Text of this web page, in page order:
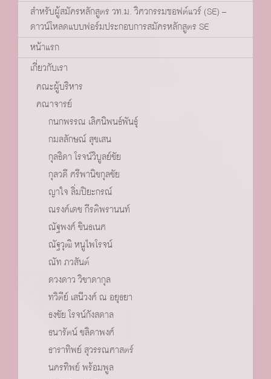
สำหรับผู้สมัครหลักสูตร วท.ม. วิศวกรรมซอฟต์แวร์ (SE) –
ดาวน์โหลดแบบฟอร์มประกอบการสมัครหลักสูตร SE
หน้าแรก
เกี่ยวกับเรา
คณะผู้บริหาร
คณาจารย์
กนกพรรณ เลิศนิพนธ์พันธุ์
กมลลักษณ์ สุขเสน
กุลธิดา โรจน์วิบูลย์ชัย
กุลวดี ศรีพานิชกุลชัย
ญาใจ ลิ่มปิยะกรณ์
ณรงค์เดช กีรติพรานนท์
ณัฐพงศ์ ชินธเนศ
ณัฐวุฒิ หนูไพโรจน์
ณัท ภวสันต์
ดวงดาว วิชาดากุล
ทวิตีย์ เสนีวงศ์ ณ อยุธยา
ธงชัย โรจน์กังสดาล
ธนารัตน์ ชลิดาพงศ์
ธาราทิพย์ สุวรรณศาสตร์
นครทิพย์ พร้อมพูล